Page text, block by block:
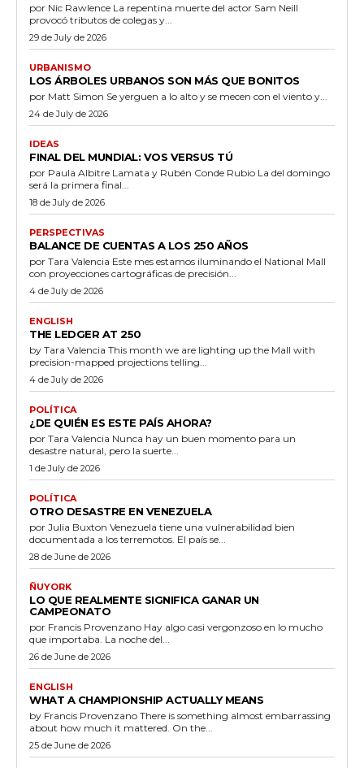
por Nic Rawlence La repentina muerte del actor Sam Neill
provocó tributos de colegas y...
29 de July de 2026
URBANISMO
LOS ÁRBOLES URBANOS SON MÁS QUE BONITOS
por Matt Simon Se yerguen a lo alto y se mecen con el viento y...
24 de July de 2026
IDEAS
FINAL DEL MUNDIAL: VOS VERSUS TÚ
por Paula Albitre Lamata y Rubén Conde Rubio La del domingo
será la primera final...
18 de July de 2026
PERSPECTIVAS
BALANCE DE CUENTAS A LOS 250 AÑOS
por Tara Valencia Este mes estamos iluminando el National Mall
con proyecciones cartográficas de precisión...
4 de July de 2026
ENGLISH
THE LEDGER AT 250
by Tara Valencia This month we are lighting up the Mall with
precision-mapped projections telling...
4 de July de 2026
POLÍTICA
¿DE QUIÉN ES ESTE PAÍS AHORA?
por Tara Valencia Nunca hay un buen momento para un
desastre natural, pero la suerte...
1 de July de 2026
POLÍTICA
OTRO DESASTRE EN VENEZUELA
por Julia Buxton Venezuela tiene una vulnerabilidad bien
documentada a los terremotos. El país se...
28 de June de 2026
ÑUYORK
LO QUE REALMENTE SIGNIFICA GANAR UN
CAMPEONATO
por Francis Provenzano Hay algo casi vergonzoso en lo mucho
que importaba. La noche del...
26 de June de 2026
ENGLISH
WHAT A CHAMPIONSHIP ACTUALLY MEANS
by Francis Provenzano There is something almost embarrassing
about how much it mattered. On the...
25 de June de 2026